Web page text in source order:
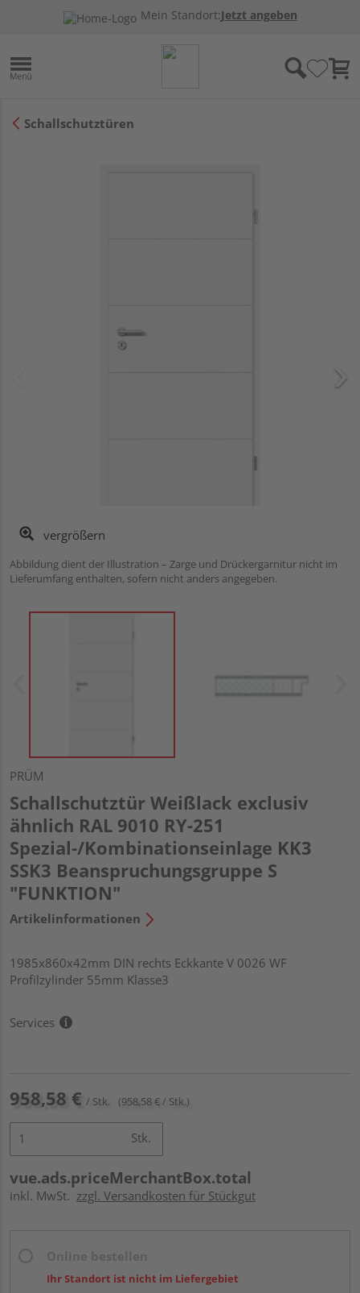
Mein Standort:Jetzt angeben
Schallschutztüren
vergrößern
Abbildung dient der Illustration – Zarge und Drückergarnitur nicht im
Lieferumfang enthalten, sofern nicht anders angegeben.
PRÜM
Schallschutztür Weißlack exclusiv
ähnlich RAL 9010 RY-251
Spezial-/Kombinationseinlage KK3
SSK3 Beanspruchungsgruppe S
"FUNKTION"
Artikelinformationen
1985x860x42mm DIN rechts Eckkante V 0026 WF
Profilzylinder 55mm Klasse3
Services
958,58 € / Stk. (958,58 € / Stk.)
Stk.
vue.ads.priceMerchantBox.total
inkl. MwSt. zzgl. Versandkosten für Stückgut
Ihr Standort ist nicht im Liefergebiet